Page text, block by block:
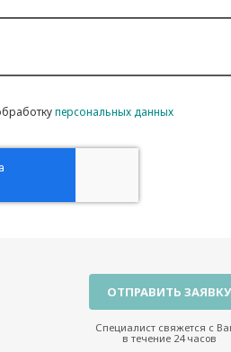
персональных данных
Специалист свяжется с
в течение 24 часов